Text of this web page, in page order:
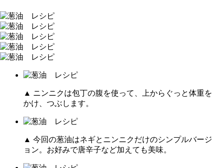
▲ ニンニクは包丁の腹を使って、上からぐっと体重を
かけ、つぶします。
▲ 今回の葱油はネギとニンニクだけのシンプルバージ
ョン。お好みで唐辛子など加えても美味。